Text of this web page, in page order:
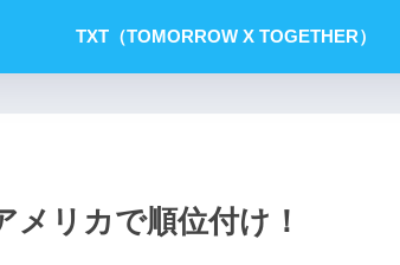
TXT（TOMORROW X TOGETHER）
メリカで順位付け！